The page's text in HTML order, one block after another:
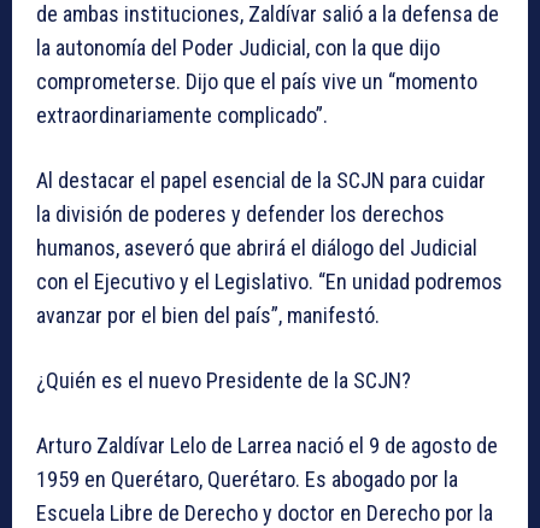
de ambas instituciones, Zaldívar salió a la defensa de
la autonomía del Poder Judicial, con la que dijo
comprometerse. Dijo que el país vive un “momento
extraordinariamente complicado”.
Al destacar el papel esencial de la SCJN para cuidar
la división de poderes y defender los derechos
humanos, aseveró que abrirá el diálogo del Judicial
con el Ejecutivo y el Legislativo. “En unidad podremos
avanzar por el bien del país”, manifestó.
¿Quién es el nuevo Presidente de la SCJN?
Arturo Zaldívar Lelo de Larrea nació el 9 de agosto de
1959 en Querétaro, Querétaro. Es abogado por la
Escuela Libre de Derecho y doctor en Derecho por la